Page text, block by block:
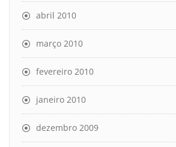
abril 2010
março 2010
fevereiro 2010
janeiro 2010
dezembro 2009